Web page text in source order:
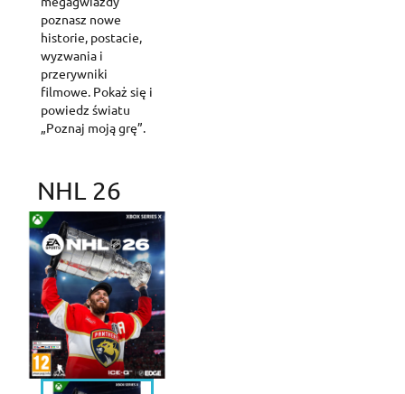
Add to wishlist
Create wishlist
Wishlist name
Sign in
You need to be logged in to save products in your wishlist.
poznasz nowe
historie, postacie,
wyzwania i
przerywniki
filmowe. Pokaż się i
powiedz światu
„Poznaj moją grę”.
NHL 26